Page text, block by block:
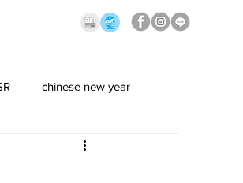
chinese new year